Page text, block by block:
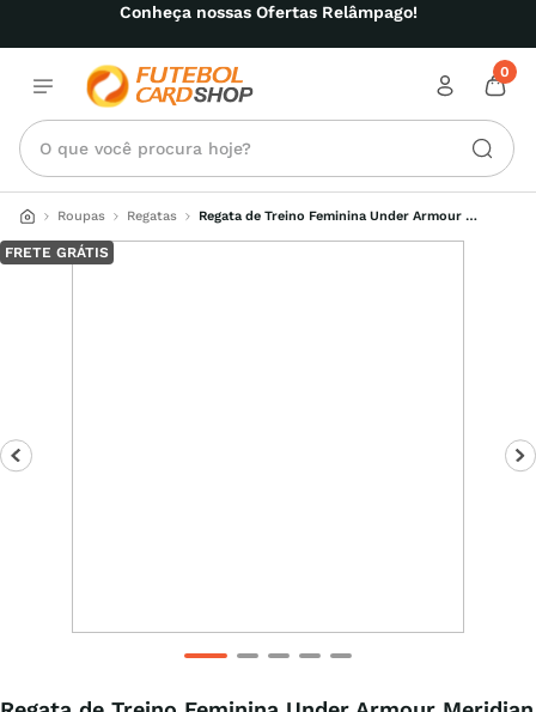
Conheça nossas Ofertas Relâmpago!
0
O que você procura hoje?
Roupas Regatas
Regata de Treino Feminina Under Armour
FRETE GRÁTIS